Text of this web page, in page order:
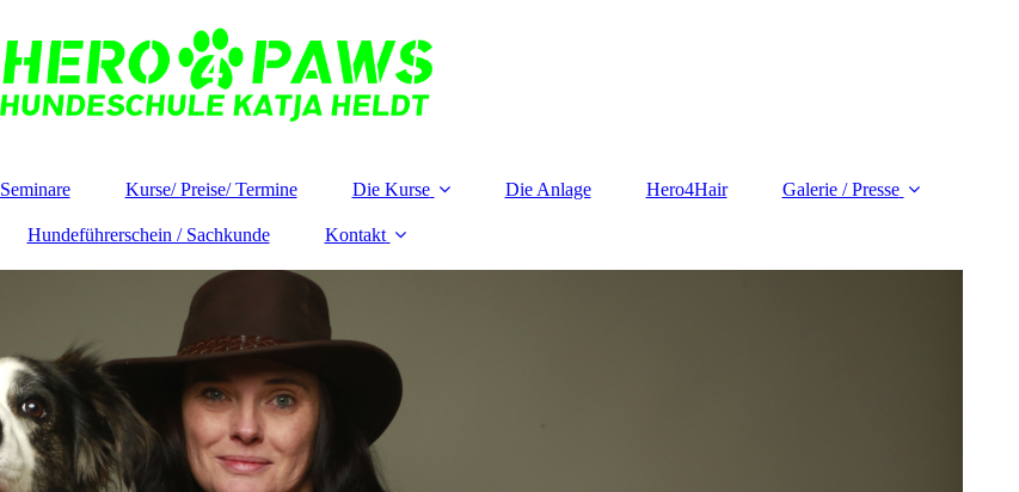
Seminare Kurse/ Preise/ Termine Die Kurse Die Anlage Hero4Hair Galerie / Presse
Hundeführerschein / Sachkunde Kontakt